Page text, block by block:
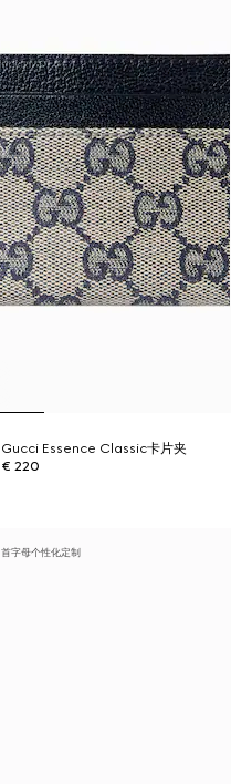
Gucci Essence Classic卡片夹
€ 220
首字母个性化定制